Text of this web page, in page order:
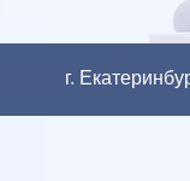
г.